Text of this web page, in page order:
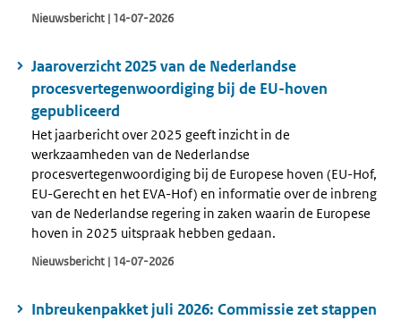
Nieuwsbericht | 14-07-2026
Jaaroverzicht 2025 van de Nederlandse
procesvertegenwoordiging bij de EU-hoven
gepubliceerd
Het jaarbericht over 2025 geeft inzicht in de
werkzaamheden van de Nederlandse
procesvertegenwoordiging bij de Europese hoven (EU-Hof,
EU-Gerecht en het EVA-Hof) en informatie over de inbreng
van de Nederlandse regering in zaken waarin de Europese
hoven in 2025 uitspraak hebben gedaan.
Nieuwsbericht | 14-07-2026
Inbreukenpakket juli 2026: Commissie zet stappen